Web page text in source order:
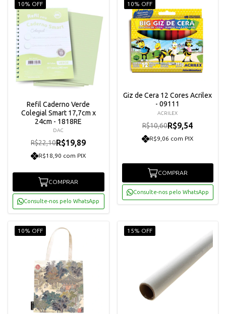
10% OFF
Refil Caderno Verde
Colegial Smart 17,7cm x
24cm - 1818RE
DAC
R$22,10R$19,89
R$18,90 com PIX
COMPRAR
Consulte-nos pelo WhatsApp
10% OFF
Giz de Cera 12 Cores Acrilex
- 09111
ACRILEX
R$10,60R$9,54
R$9,06 com PIX
COMPRAR
Consulte-nos pelo WhatsApp
10% OFF 15% OFF